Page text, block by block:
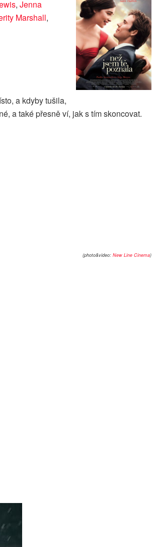
, Jenna
Marshall,
a kdyby tušila,
a také přesně ví, jak s tím skoncovat.
(photo&video: New Line Cinema)